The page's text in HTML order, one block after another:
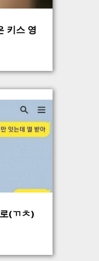
키스 영
(ㄲㅊ)